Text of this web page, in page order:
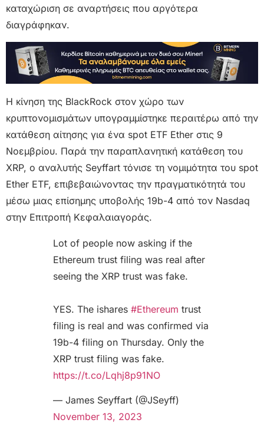
καταχώριση σε αναρτήσεις που αργότερα
διαγράφηκαν.
Η κίνηση της BlackRock στον χώρο των
κρυπτονομισμάτων υπογραμμίστηκε περαιτέρω από την
κατάθεση αίτησης για ένα spot ETF Ether στις 9
Νοεμβρίου. Παρά την παραπλανητική κατάθεση του
XRP, ο αναλυτής Seyffart τόνισε τη νομιμότητα του spot
Ether ETF, επιβεβαιώνοντας την πραγματικότητά του
μέσω μιας επίσημης υποβολής 19b-4 από τον Nasdaq
στην Επιτροπή Κεφαλαιαγοράς.
Lot of people now asking if the
Ethereum trust filing was real after
seeing the XRP trust was fake.
YES. The ishares #Ethereum trust
filing is real and was confirmed via
19b-4 filing on Thursday. Only the
XRP trust filing was fake.
https://t.co/Lqhj8p91NO
— James Seyffart (@JSeyff)
November 13, 2023